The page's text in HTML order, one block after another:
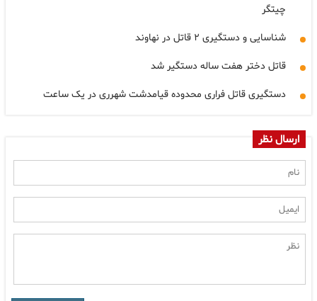
چیتگر
شناسایی و دستگیری ۲ قاتل در نهاوند
قاتل دختر هفت ساله دستگیر شد
دستگیری قاتل فراری محدوده قیامدشت شهرری در یک ساعت
ارسال نظر